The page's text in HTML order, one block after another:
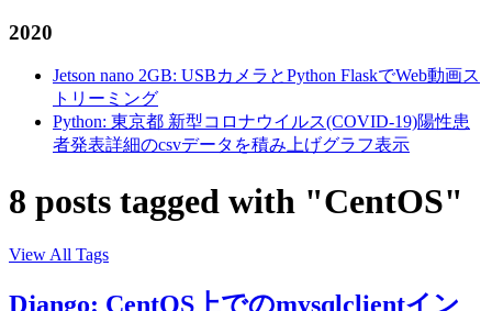
2020
Jetson nano 2GB: USBカメラとPython FlaskでWeb動画ス
トリーミング
Python: 東京都 新型コロナウイルス(COVID-19)陽性患
者発表詳細のcsvデータを積み上げグラフ表示
8 posts tagged with "CentOS"
View All Tags
Django: CentOS上でのmysqlclientイン